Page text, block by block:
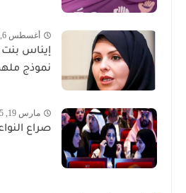
أغسطس 6, 2025
إيناس
نموذج
مارس 19, 2025
صراع